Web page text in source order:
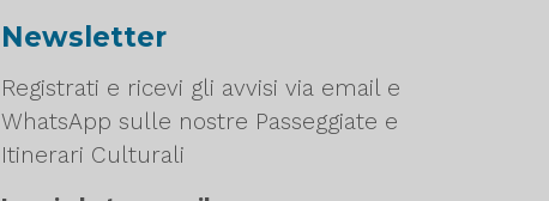
Newsletter
Registrati e ricevi gli avvisi via email e
WhatsApp sulle nostre Passeggiate e
Itinerari Culturali